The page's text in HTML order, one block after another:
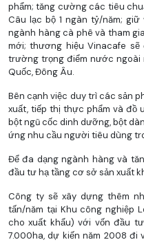
phẩm; tăng cường các tiêu
Câu lạc bộ 1 ngàn tỷ/năm;
ngành hàng cà phê và tham
mới; thương hiệu Vinacafe
trường trọng điểm nước ngoài
Quốc, Đông Âu.
Bên cạnh việc duy trì các sản
xuất, tiếp thị thực phẩm và đồ
bột ngũ cốc dinh dưỡng, bột
ứng nhu cầu người tiêu dùng
Để đa dạng ngành hàng và
đầu tư hạ tầng cơ sở sản xuất
Công ty sẽ xây dựng thêm
tấn/năm tại Khu công nghiệp
cho xuất khẩu) với vốn đầu
7.000ha, dự kiến năm 2008 đi